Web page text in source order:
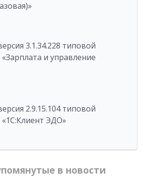
3.1.34.228 типовой
и управление
2.9.15.104 типовой
ЭДО»
в новости